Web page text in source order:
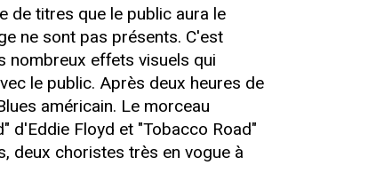
de titres que le public aura le
ne sont pas présents. C'est
nombreux effets visuels qui
le public. Après deux heures de
américain. Le morceau
d'Eddie Floyd et "Tobacco Road"
deux choristes très en vogue à